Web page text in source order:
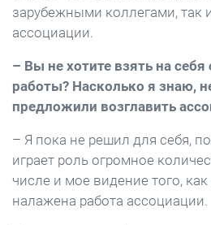
зарубежными коллегами, так
ассоциации.
– Вы не хотите взять на
работы? Насколько я знаю,
предложили возглавить
– Я пока не решил для себя,
играет роль огромное
числе и мое видение того,
налажена работа ассоциации.